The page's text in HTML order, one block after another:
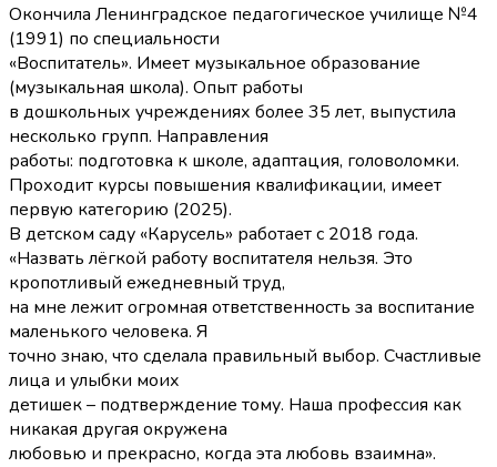
Окончила Ленинградское педагогическое училище №4
(1991) по специальности
«Воспитатель». Имеет музыкальное образование
(музыкальная школа). Опыт работы
в дошкольных учреждениях более 35 лет, выпустила
несколько групп. Направления
работы: подготовка к школе, адаптация, головоломки.
Проходит курсы повышения квалификации, имеет
первую категорию (2025).
В детском саду «Карусель» работает с 2018 года.
«Назвать лёгкой работу воспитателя нельзя. Это
кропотливый ежедневный труд,
на мне лежит огромная ответственность за воспитание
маленького человека. Я
точно знаю, что сделала правильный выбор. Счастливые
лица и улыбки моих
детишек – подтверждение тому. Наша профессия как
никакая другая окружена
любовью и прекрасно, когда эта любовь взаимна».